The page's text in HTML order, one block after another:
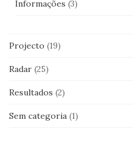
Informações (3)
Projecto (19)
Radar (25)
Resultados (2)
Sem categoria (1)